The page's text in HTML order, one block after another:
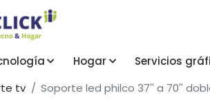
Hogar
Servicios
tv Soporte led philco 37'' a 70''